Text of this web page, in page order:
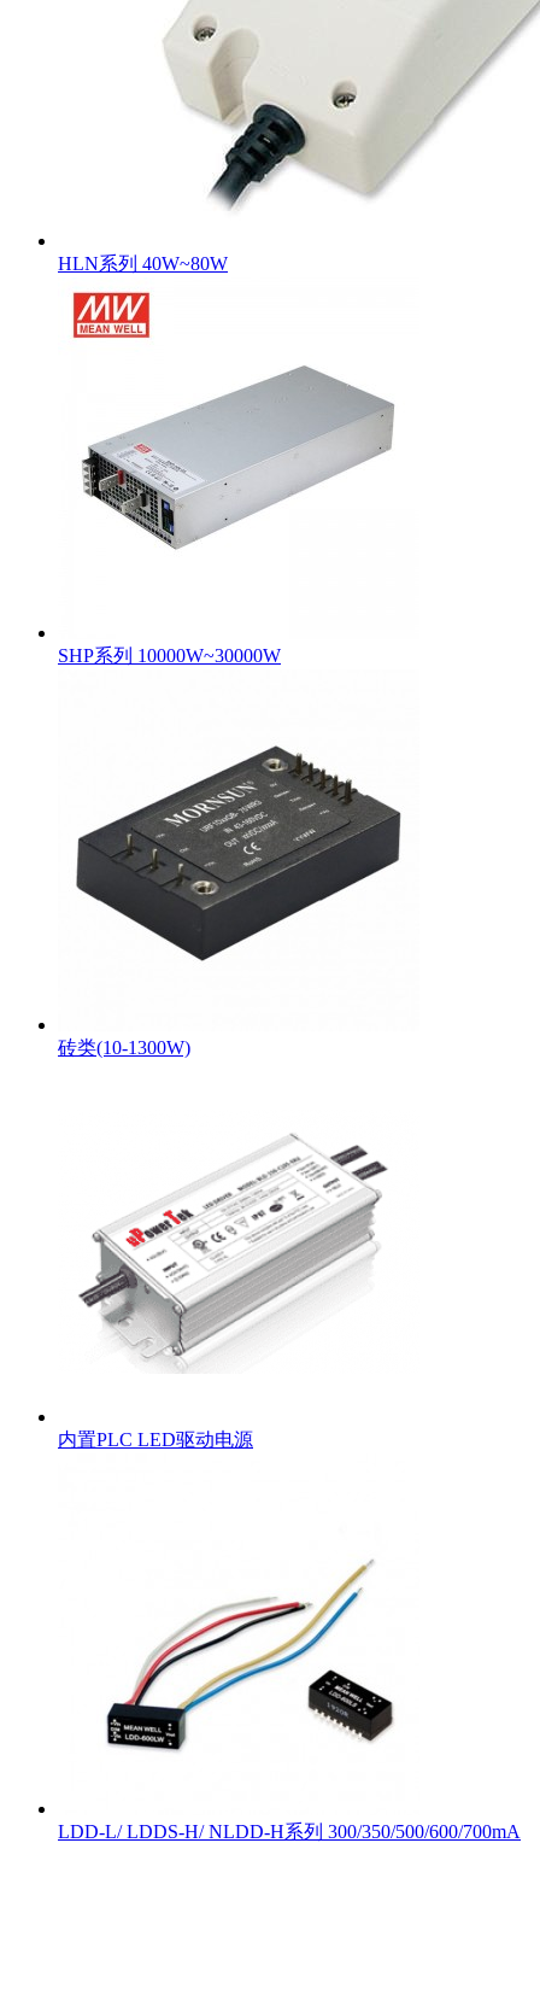
HLN系列 40W~80W
SHP系列 10000W~30000W
砖类(10-1300W)
内置PLC LED驱动电源
LDD-L/ LDDS-H/ NLDD-H系列 300/350/500/600/700mA